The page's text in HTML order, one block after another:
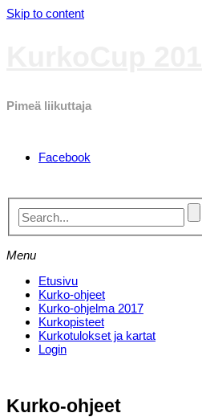
Skip to content
Pimeä liikuttaja
Facebook
Menu
Etusivu
Kurko-ohjeet
Kurko-ohjelma 2017
Kurkopisteet
Kurkotulokset ja kartat
Login
Kurko-ohjeet